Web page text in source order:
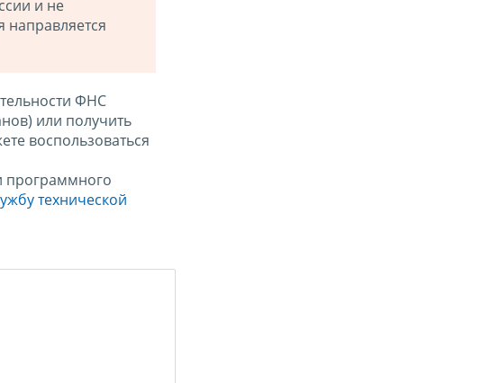
и не
ФНС
или получить
воспользоваться
программного
технической